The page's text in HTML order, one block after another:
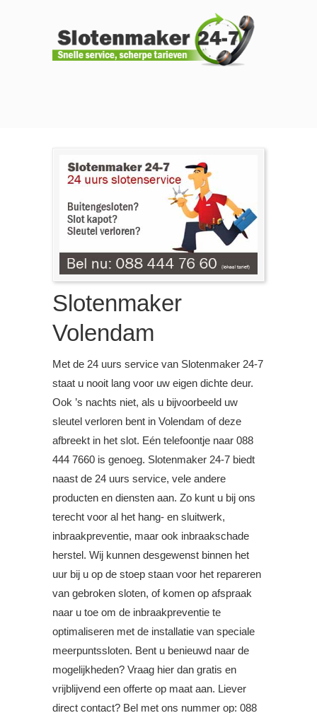
Slotenmaker
Volendam
Met de 24 uurs service van Slotenmaker 24-7
staat u nooit lang voor uw eigen dichte deur.
Ook ’s nachts niet, als u bijvoorbeeld uw
sleutel verloren bent in Volendam of deze
afbreekt in het slot. Eén telefoontje naar 088
444 7660 is genoeg. Slotenmaker 24-7 biedt
naast de 24 uurs service, vele andere
producten en diensten aan. Zo kunt u bij ons
terecht voor al het hang- en sluitwerk,
inbraakpreventie, maar ook inbraakschade
herstel. Wij kunnen desgewenst binnen het
uur bij u op de stoep staan voor het repareren
van gebroken sloten, of komen op afspraak
naar u toe om de inbraakpreventie te
optimaliseren met de installatie van speciale
meerpuntssloten. Bent u benieuwd naar de
mogelijkheden? Vraag hier dan gratis en
vrijblijvend een offerte op maat aan. Liever
direct contact? Bel met ons nummer op: 088